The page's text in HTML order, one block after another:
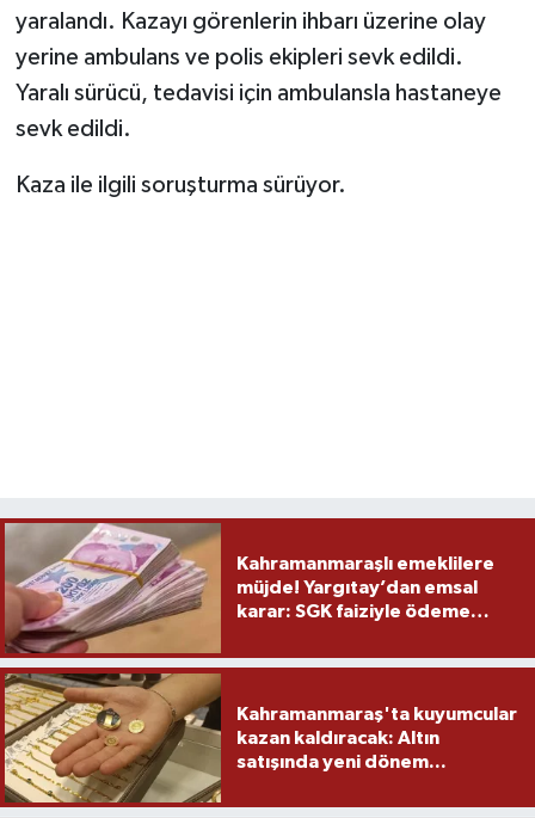
yaralandı. Kazayı görenlerin ihbarı üzerine olay
yerine ambulans ve polis ekipleri sevk edildi.
Yaralı sürücü, tedavisi için ambulansla hastaneye
sevk edildi.
Kaza ile ilgili soruşturma sürüyor.
Kahramanmaraşlı emeklilere
müjde! Yargıtay’dan emsal
karar: SGK faiziyle ödeme
Kahramanmaraş'ta kuyumcular
kazan kaldıracak: Altın
satışında yeni dönem...
YAŞAM
KÜLTÜR SANAT